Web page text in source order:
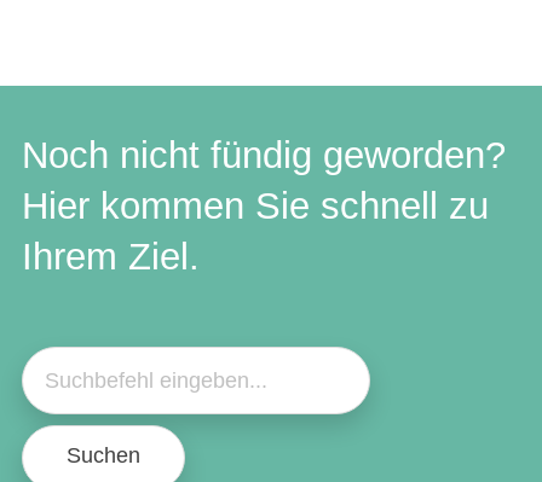
Noch nicht fündig geworden?
Hier kommen Sie schnell zu
Ihrem Ziel.
Suchen